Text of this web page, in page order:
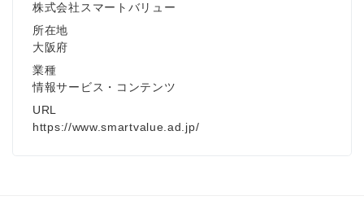
株式会社スマートバリュー
所在地
大阪府
業種
情報サービス・コンテンツ
URL
https://www.smartvalue.ad.jp/